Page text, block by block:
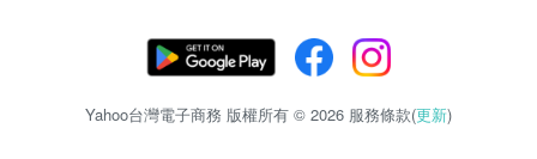
Yahoo台灣電子商務 版權所有 © 2026 服務條款(更新)